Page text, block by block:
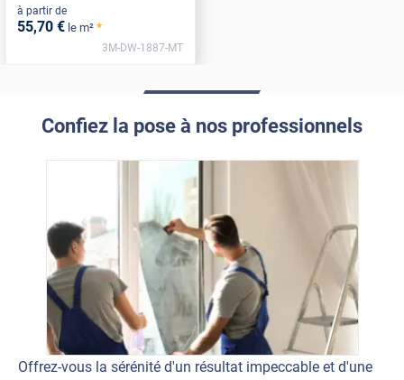
à partir de
55,70 € le m² *
3M-DW-1887-MT
Confiez la pose à nos professionnels
Offrez-vous la sérénité d'un résultat impeccable et d'une